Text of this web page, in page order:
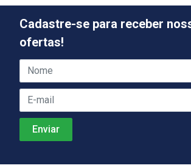
Cadastre-se para receber
ofertas!